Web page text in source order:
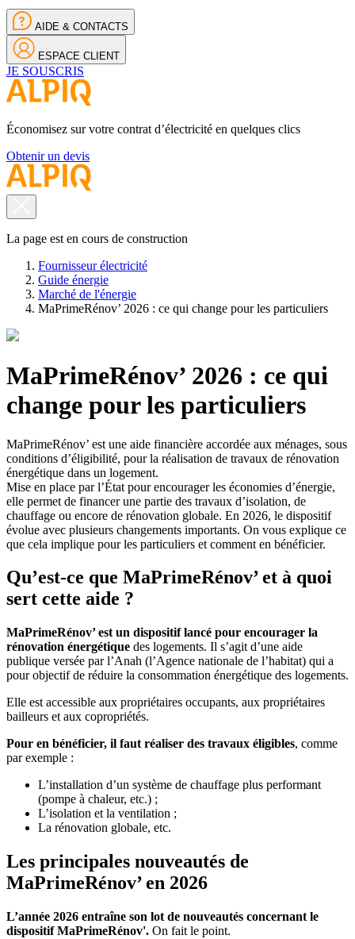
AIDE & CONTACTS
ESPACE CLIENT
JE SOUSCRIS
Économisez sur votre contrat d’électricité en quelques clics
Obtenir un devis
La page est en cours de construction
Fournisseur électricité
Guide énergie
Marché de l'énergie
MaPrimeRénov’ 2026 : ce qui change pour les particuliers
MaPrimeRénov’ 2026 : ce qui
change pour les particuliers
MaPrimeRénov’ est une aide financière accordée aux ménages, sous
conditions d’éligibilité, pour la réalisation de travaux de rénovation
énergétique dans un logement.
Mise en place par l’État pour encourager les économies d’énergie,
elle permet de financer une partie des travaux d’isolation, de
chauffage ou encore de rénovation globale. En 2026, le dispositif
évolue avec plusieurs changements importants. On vous explique ce
que cela implique pour les particuliers et comment en bénéficier.
Qu’est-ce que MaPrimeRénov’ et à quoi
sert cette aide ?
MaPrimeRénov’ est un dispositif lancé pour encourager la
rénovation énergétique des logements. Il s’agit d’une aide
publique versée par l’Anah (l’Agence nationale de l’habitat) qui a
pour objectif de réduire la consommation énergétique des logements.
Elle est accessible aux propriétaires occupants, aux propriétaires
bailleurs et aux copropriétés.
Pour en bénéficier, il faut réaliser des travaux éligibles, comme
par exemple :
L’installation d’un système de chauffage plus performant
(pompe à chaleur, etc.) ;
L’isolation et la ventilation ;
La rénovation globale, etc.
Les principales nouveautés de
MaPrimeRénov’ en 2026
L’année 2026 entraîne son lot de nouveautés concernant le
dispositif MaPrimeRénov'. On fait le point.